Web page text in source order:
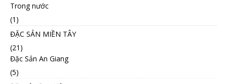
Trong nước
(1)
ĐẶC SẢN MIỀN TÂY
(21)
Đặc Sản An Giang
(5)